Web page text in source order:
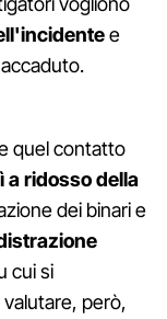
e
quel contatto
a ridosso della
dei binari e
cui si
però,